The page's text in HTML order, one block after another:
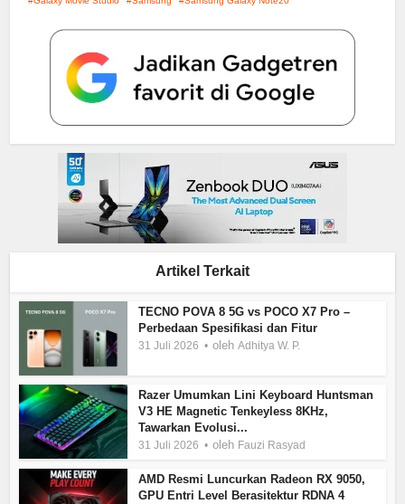
Artikel Terkait
TECNO POVA 8 5G vs POCO X7 Pro –
Perbedaan Spesifikasi dan Fitur
31 Juli 2026 olehAdhitya W. P.
Razer Umumkan Lini Keyboard Huntsman
V3 HE Magnetic Tenkeyless 8KHz,
Tawarkan Evolusi...
31 Juli 2026 oleh Fauzi Rasyad
AMD Resmi Luncurkan Radeon RX 9050,
GPU Entri Level Berasitektur RDNA 4